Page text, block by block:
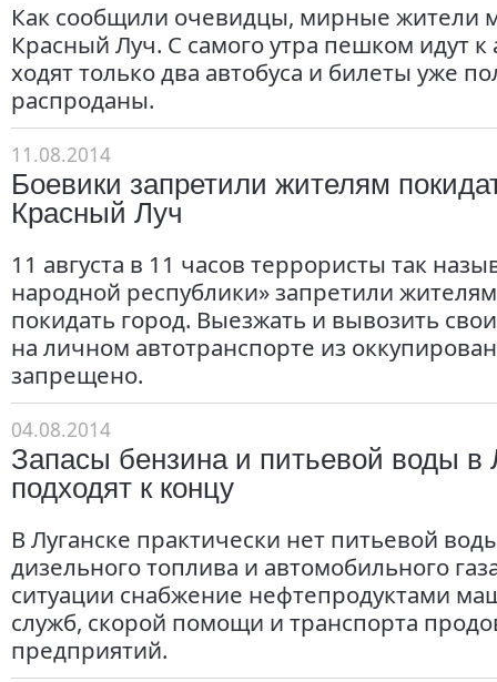
Как сообщили очевидцы, мирные жители
Красный Луч. С самого утра пешком идут к
ходят только два автобуса и билеты уже
распроданы.
11.08.2014
Боевики запретили жителям
Красный Луч
11 августа в 11 часов террористы так
народной республики» запретили
покидать город. Выезжать и вывозить
на личном автотранспорте из
запрещено.
04.08.2014
Запасы бензина и питьевой воды в
подходят к концу
В Луганске практически нет питьевой
дизельного топлива и автомобильного
ситуации снабжение нефтепродуктами
служб, скорой помощи и транспорта
предприятий.